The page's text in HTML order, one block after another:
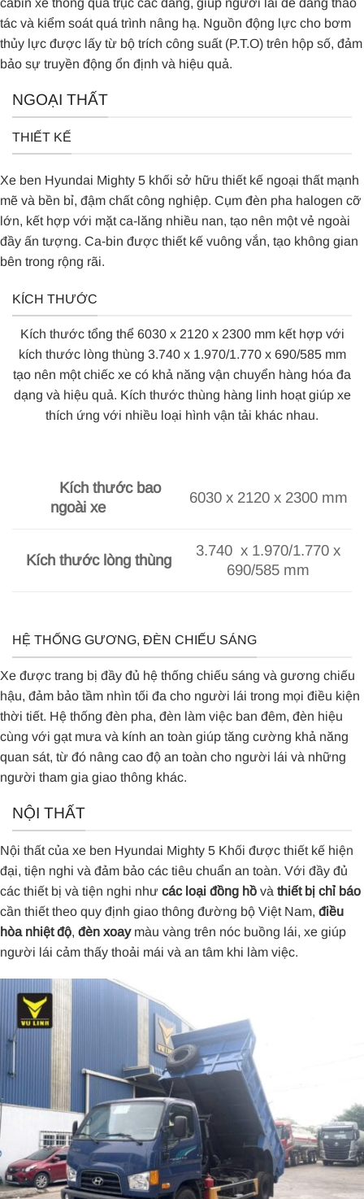
tác và kiểm soát quá trình nâng hạ. Nguồn động lực cho bơm
thủy lực được lấy từ bộ trích công suất (P.T.O) trên hộp số, đảm
bảo sự truyền động ổn định và hiệu quả.
NGOẠI THẤT
THIẾT KẾ
Xe ben Hyundai Mighty 5 khối sở hữu thiết kế ngoại thất mạnh
mẽ và bền bỉ, đậm chất công nghiệp. Cụm đèn pha halogen cỡ
lớn, kết hợp với mặt ca-lăng nhiều nan, tạo nên một vẻ ngoài
đầy ấn tượng. Ca-bin được thiết kế vuông vắn, tạo không gian
bên trong rộng rãi.
KÍCH THƯỚC
Kích thước tổng thể 6030 x 2120 x 2300 mm kết hợp với
kích thước lòng thùng 3.740 x 1.970/1.770 x 690/585 mm
tạo nên một chiếc xe có khả năng vận chuyển hàng hóa đa
dạng và hiệu quả. Kích thước thùng hàng linh hoạt giúp xe
thích ứng với nhiều loại hình vận tải khác nhau.
Kích thước bao
ngoài xe
6030 x 2120 x 2300 mm
Kích thước lòng thùng
3.740 x 1.970/1.770 x
690/585 mm
HỆ THỐNG GƯƠNG, ĐÈN CHIẾU SÁNG
Xe được trang bị đầy đủ hệ thống chiếu sáng và gương chiếu
hậu, đảm bảo tầm nhìn tối đa cho người lái trong mọi điều kiện
thời tiết. Hệ thống đèn pha, đèn làm việc ban đêm, đèn hiệu
cùng với gạt mưa và kính an toàn giúp tăng cường khả năng
quan sát, từ đó nâng cao độ an toàn cho người lái và những
người tham gia giao thông khác.
NỘI THẤT
Nội thất của xe ben Hyundai Mighty 5 Khối được thiết kế hiện
đại, tiện nghi và đảm bảo các tiêu chuẩn an toàn. Với đầy đủ
các thiết bị và tiện nghi như các loại đồng hồ và thiết bị chỉ báo
cần thiết theo quy định giao thông đường bộ Việt Nam, điều
hòa nhiệt độ, đèn xoaymàu vàng trên nóc buồng lái, xe giúp
người lái cảm thấy thoải mái và an tâm khi làm việc.